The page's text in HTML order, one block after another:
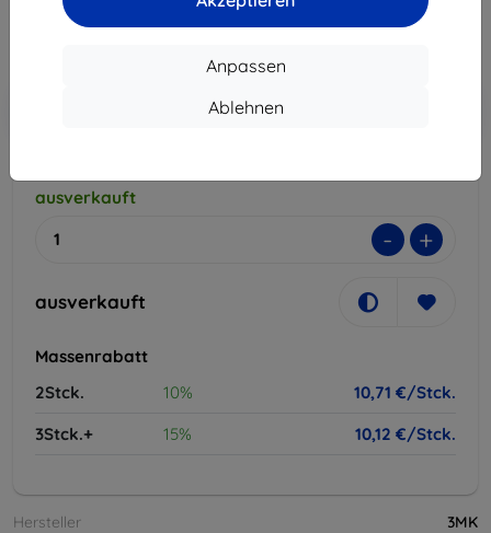
Anpassen
Ablehnen
Rabatt mit Gutschein
ausverkauft
- +
ausverkauft
Massenrabatt
2Stck.
10%
10,71 €/Stck.
3Stck.+
15% 10,12 €/Stck.
Hersteller
3MK